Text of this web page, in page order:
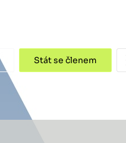
Stát se členem